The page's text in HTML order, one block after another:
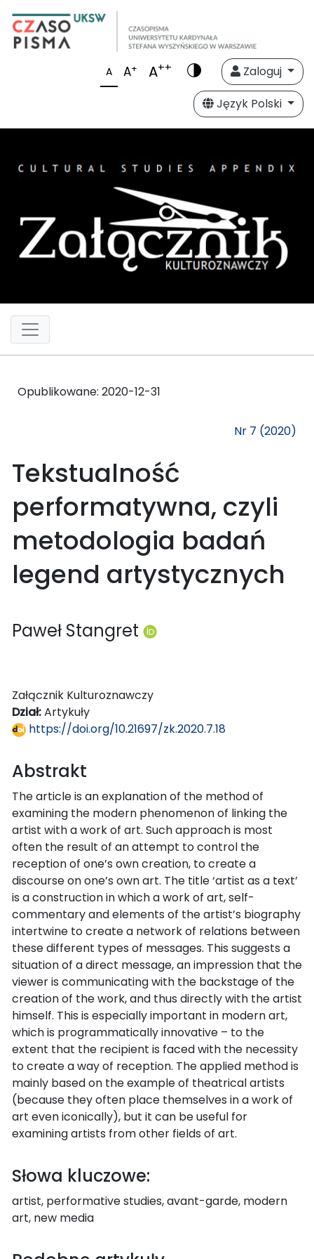
A A+ A++
Zaloguj
Język Polski
Opublikowane: 2020-12-31
Nr 7 (2020)
Tekstualność
performatywna, czyli
metodologia badań
legend artystycznych
Paweł Stangret
Załącznik Kulturoznawczy
Dział:Artykuły
https://doi.org/10.21697/zk.2020.7.18
Abstrakt
The article is an explanation of the method of
examining the modern phenomenon of linking the
artist with a work of art. Such approach is most
often the result of an attempt to control the
reception of one’s own creation, to create a
discourse on one’s own art. The title ‘artist as a text’
is a construction in which a work of art, self-
commentary and elements of the artist’s biography
intertwine to create a network of relations between
these different types of messages. This suggests a
situation of a direct message, an impression that the
viewer is communicating with the backstage of the
creation of the work, and thus directly with the artist
himself. This is especially important in modern art,
which is programmatically innovative – to the
extent that the recipient is faced with the necessity
to create a way of reception. The applied method is
mainly based on the example of theatrical artists
(because they often place themselves in a work of
art even iconically), but it can be useful for
examining artists from other fields of art.
Słowa kluczowe:
artist, performative studies, avant-garde, modern
art, new media